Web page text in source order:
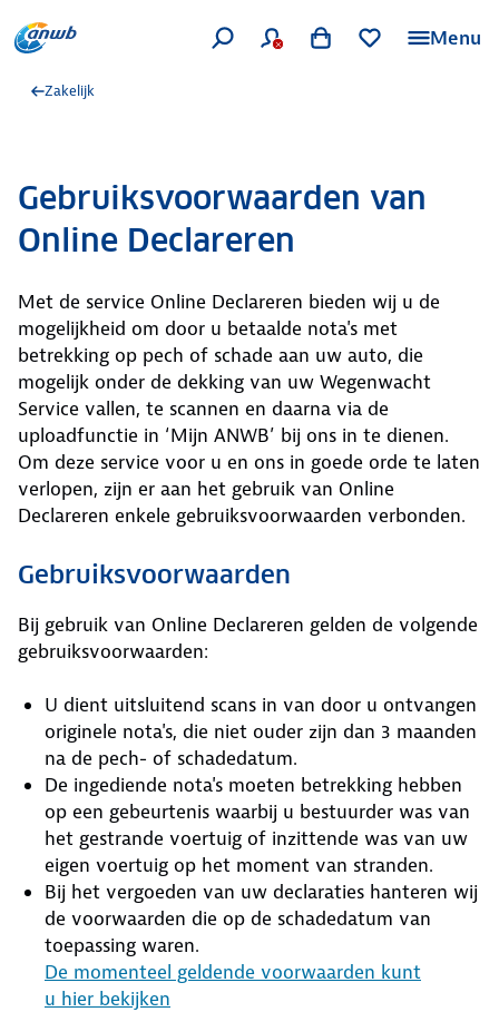
Menu
Zakelijk
Gebruiksvoorwaarden van
Online Declareren
Met de service Online Declareren bieden wij u de
mogelijkheid om door u betaalde nota's met
betrekking op pech of schade aan uw auto, die
mogelijk onder de dekking van uw Wegenwacht
Service vallen, te scannen en daarna via de
uploadfunctie in ‘Mijn ANWB’ bij ons in te dienen.
Om deze service voor u en ons in goede orde te laten
verlopen, zijn er aan het gebruik van Online
Declareren enkele gebruiksvoorwaarden verbonden.
Gebruiksvoorwaarden
Bij gebruik van Online Declareren gelden de volgende
gebruiksvoorwaarden:
U dient uitsluitend scans in van door u ontvangen
originele nota's, die niet ouder zijn dan 3 maanden
na de pech- of schadedatum.
De ingediende nota's moeten betrekking hebben
op een gebeurtenis waarbij u bestuurder was van
het gestrande voertuig of inzittende was van uw
eigen voertuig op het moment van stranden.
Bij het vergoeden van uw declaraties hanteren wij
de voorwaarden die op de schadedatum van
toepassing waren.
De momenteel geldende voorwaarden kunt
u hier bekijken